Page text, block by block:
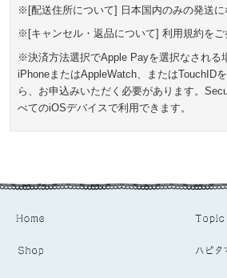
※[配送住所について] 日本国内のみの発送に
※[キャンセル・返品について] 利用規約をご
※決済方法選択でApple Payを選択なされる
iPhoneまたはAppleWatch、またはTouchID
ら、お申込みいただく必要があります。
べてのiOSデバイスで利用できます。